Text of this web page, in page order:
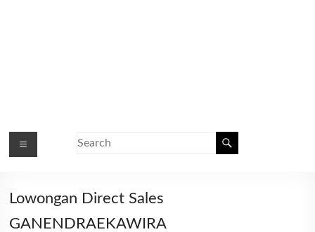
Lowongan Direct Sales
GANENDRAEKAWIRA